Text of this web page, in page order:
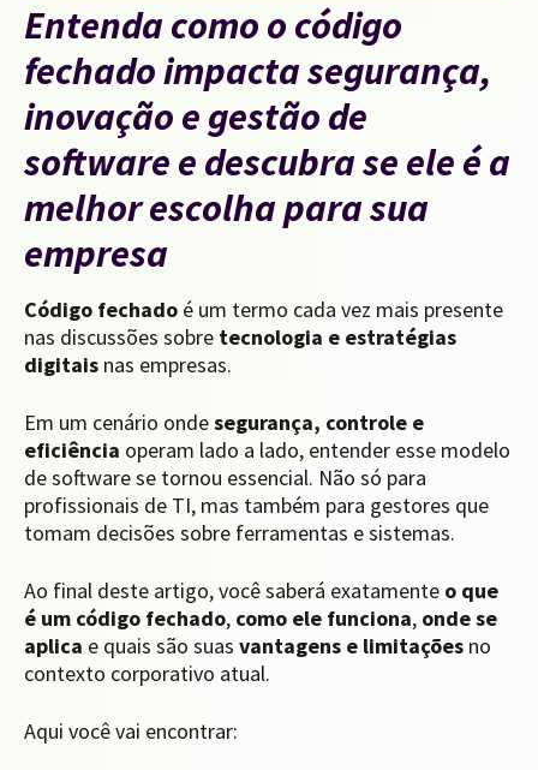
Entenda como o código
fechado impacta segurança,
inovação e gestão de
software e descubra se ele é a
melhor escolha para sua
empresa
Código fechado é um termo cada vez mais presente
nas discussões sobre tecnologia e estratégias
digitais nas empresas.
Em um cenário ondesegurança, controle e
eficiência operam lado a lado, entender esse modelo
de software se tornou essencial. Não só para
profissionais de TI, mas também para gestores que
tomam decisões sobre ferramentas e sistemas.
Ao final deste artigo, você saberá exatamente o que
é um código fechado, como ele funciona, onde se
aplica e quais são suas vantagens e limitações no
contexto corporativo atual.
Aqui você vai encontrar: